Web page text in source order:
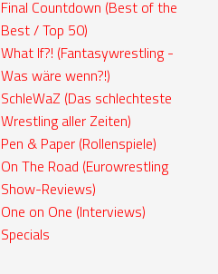
Final Countdown (Best of the
Best / Top 50)
What If?! (Fantasywrestling -
Was wäre wenn?!)
SchleWaZ (Das schlechteste
Wrestling aller Zeiten)
Pen & Paper (Rollenspiele)
On The Road (Eurowrestling
Show-Reviews)
One on One (Interviews)
Specials